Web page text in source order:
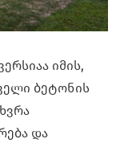
იმის,
ბეტონის
და